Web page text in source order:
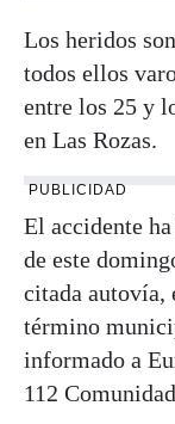
Los heridos
todos ellos
entre los 25 y
en Las Rozas.
PUBLICIDAD
El accidente
de este
citada autovía,
término
informado a
112